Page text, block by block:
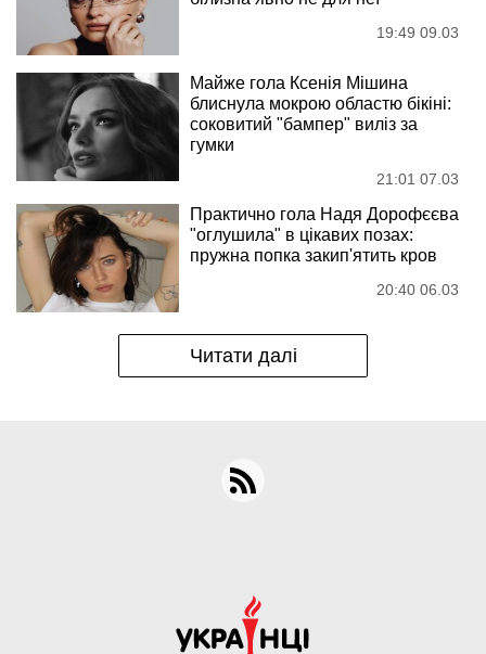
19:49 09.03
Майже гола Ксенія Мішина
блиснула мокрою областю бікіні:
соковитий "бампер" виліз за
гумки
21:01 07.03
Практично гола Надя Дорофєєва
"оглушила" в цікавих позах:
пружна попка закип'ятить кров
20:40 06.03
Читати далі